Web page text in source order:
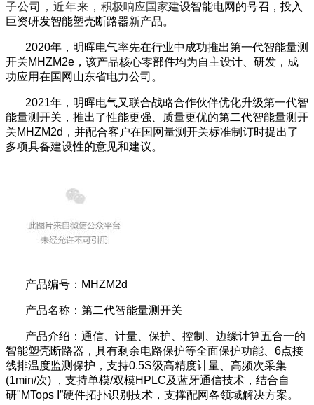
子公司，近年来， 积极响应国家建设智能电网的号召，投入
巨资研发智能塑壳断路器新产品。
2020年，明晖电气率先在行业中成功推出第一代智能量测
开关MHZM2e，该产品核心零部件均为自主设计、研发，成
功应用在国网山东省电力公司。
2021年，明晖电气又联合战略合作伙伴优化升级第一代智
能量测开关，推出了性能更强、质量更优的第二代智能量测开
关MHZM2d，并配合客户在国网量测开关标准制订时提出了
多项具备建设性的意见和建议。
产品编号：MHZM2d
产品名称：第二代智能量测开关
产品介绍：通信、计量、保护、控制、边缘计算五合一的
智能塑壳断路器，具有剩余电路保护等全面保护功能、6点接
线排温度监测保护，支持0.5S级高精度计量、高频次采集
(1min/次) ，支持单模/双模HPLC及蓝牙通信技术，结合自
研"MTops I”硬件拓扑识别技术，支撑配网各领域解决方案。